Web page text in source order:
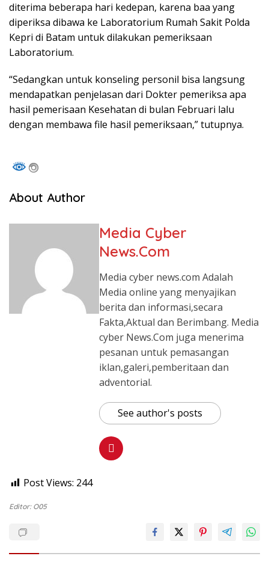
diterima beberapa hari kedepan, karena baa yang
diperiksa dibawa ke Laboratorium Rumah Sakit Polda
Kepri di Batam untuk dilakukan pemeriksaan
Laboratorium.
“Sedangkan untuk konseling personil bisa langsung
mendapatkan penjelasan dari Dokter pemeriksa apa
hasil pemerisaan Kesehatan di bulan Februari lalu
dengan membawa file hasil pemeriksaan,” tutupnya.
About Author
Media Cyber
News.Com
Media cyber news.com Adalah
Media online yang menyajikan
berita dan informasi,secara
Fakta,Aktual dan Berimbang. Media
cyber News.Com juga menerima
pesanan untuk pemasangan
iklan,galeri,pemberitaan dan
adventorial.
See author's posts
Post Views: 244
Editor: O05